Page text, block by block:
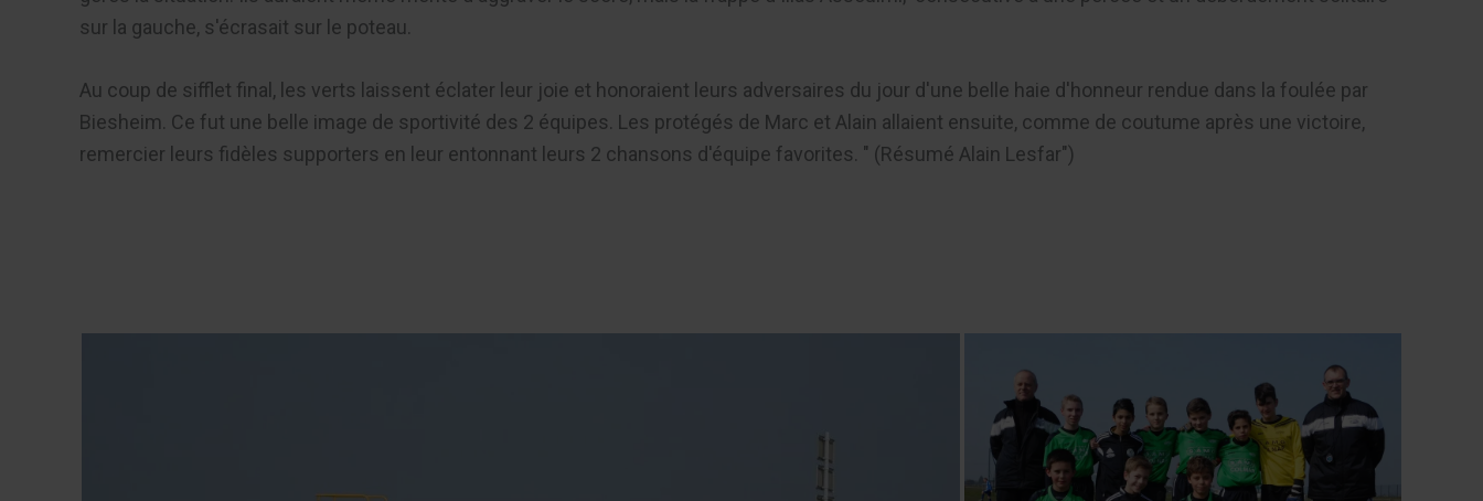
sur la gauche, s'écrasait sur le poteau.
Au coup de sifflet final, les verts laissent éclater leur joie et honoraient leurs adversaires du jour d'une belle haie d'honneur rendue dans la foulée par
Biesheim. Ce fut une belle image de sportivité des 2 équipes. Les protégés de Marc et Alain allaient ensuite, comme de coutume après une victoire,
remercier leurs fidèles supporters en leur entonnant leurs 2 chansons d'équipe favorites. " (Résumé Alain Lesfar")